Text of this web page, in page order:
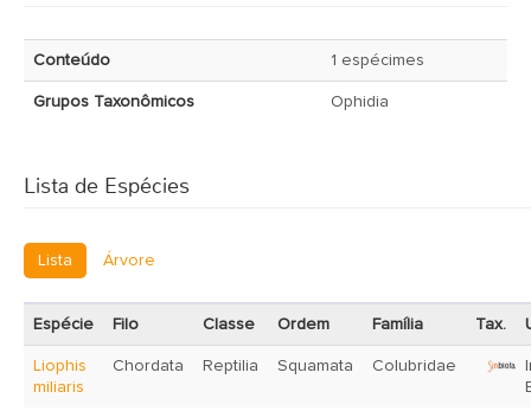
Conteúdo 1 espécimes
Grupos Taxonômicos Ophidia
Lista de Espécies
Lista Árvore
Espécie Filo Classe Ordem Família Tax.
Liophis
miliaris
Chordata Reptilia Squamata Colubridae